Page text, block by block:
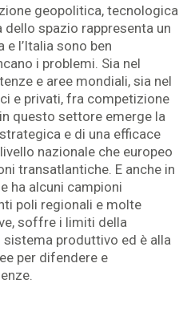
geopolitica, tecnologica
dello spazio rappresenta un
e l’Italia sono ben
i problemi. Sia nel
e aree mondiali, sia nel
e privati, fra competizione
questo settore emerge la
e di una efficace
nazionale che europeo
transatlantiche. E anche in
ha alcuni campioni
poli regionali e molte
soffre i limiti della
produttivo ed è alla
per difendere e